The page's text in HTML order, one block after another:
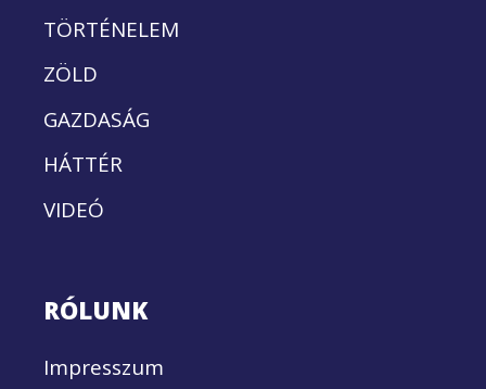
TÖRTÉNELEM
ZÖLD
GAZDASÁG
HÁTTÉR
VIDEÓ
RÓLUNK
Impresszum